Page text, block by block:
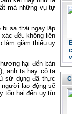
mà những vụ tự
bị sa thải ngay lập
đều không liên
làm giảm thiểu uy
hại đến bản
anh ta hay cô ta
sử dụng đã thực
người lao động sẽ
tổn hại đến uy tín